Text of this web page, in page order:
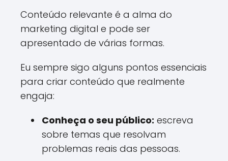
Conteúdo relevante é a alma do
marketing digital e pode ser
apresentado de várias formas.
Eu sempre sigo alguns pontos essenciais
para criar conteúdo que realmente
engaja:
Conheça o seu público: escreva
sobre temas que resolvam
problemas reais das pessoas.